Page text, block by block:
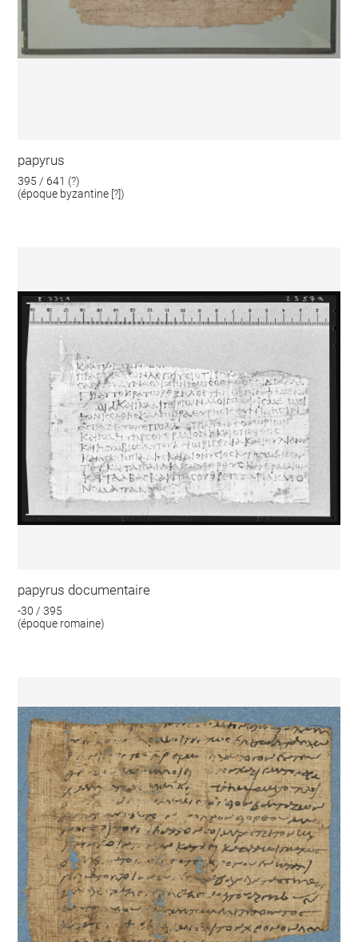
papyrus
395 / 641 (?)
(époque byzantine [?])
papyrus documentaire
-30 / 395
(époque romaine)